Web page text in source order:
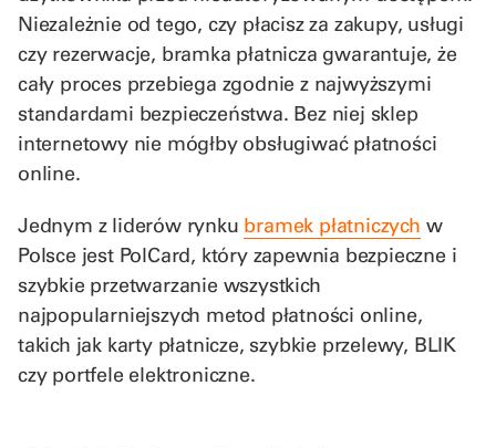
Niezależnie od tego, czy płacisz za zakupy, usługi
czy rezerwacje, bramka płatnicza gwarantuje, że
cały proces przebiega zgodnie z najwyższymi
standardami bezpieczeństwa. Bez niej sklep
internetowy nie mógłby obsługiwać płatności
online.
Jednym z liderów rynku bramek płatniczych w
Polsce jest PolCard, który zapewnia bezpieczne i
szybkie przetwarzanie wszystkich
najpopularniejszych metod płatności online,
takich jak karty płatnicze, szybkie przelewy, BLIK
czy portfele elektroniczne.